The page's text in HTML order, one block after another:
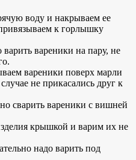
воду и накрываем ее
к горлышку
вареники поверх марли
не прикасались друг к
крышкой и варим их не